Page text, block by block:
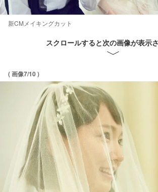
新CMメイキングカット
スクロールすると次の画像が表示
( 画像7/10 )